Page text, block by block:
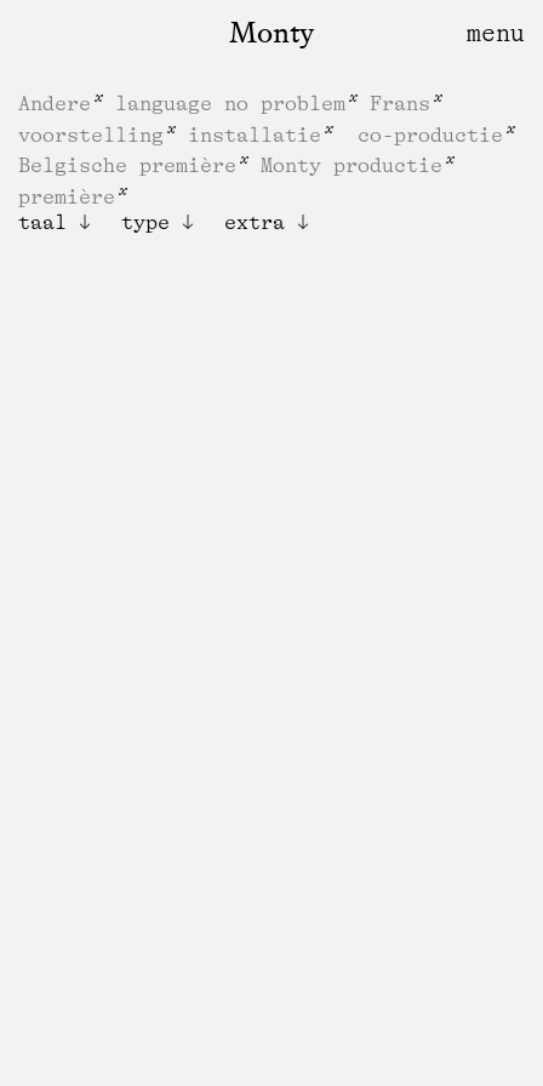
Monty
Andere language no problem
Frans
voorstelling
installatie
co-productie
Belgische première
Monty productie
première
taal
type extra